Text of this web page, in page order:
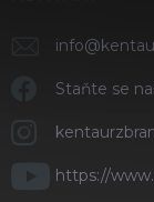
info@
Staňte se
https://